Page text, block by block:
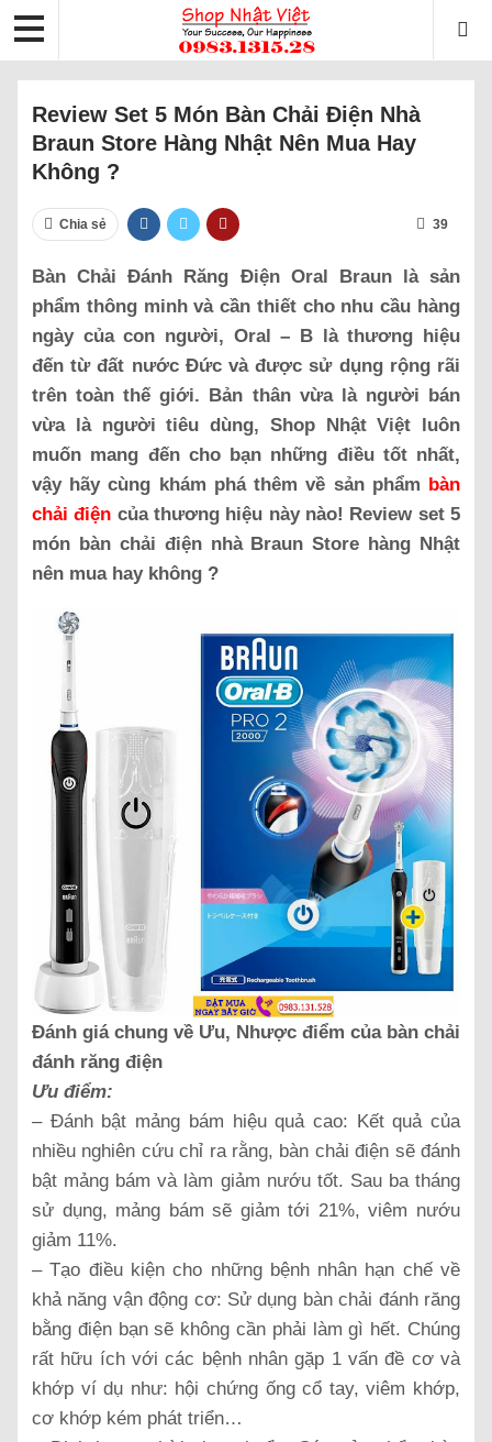
Review Set 5 Món Bàn Chải Điện Nhà
Braun Store Hàng Nhật Nên Mua Hay
Không ?
Chia sẻ 39
Bàn Chải Đánh Răng Điện Oral Braun là sản
phẩm thông minh và cần thiết cho nhu cầu hàng
ngày của con người, Oral – B là thương hiệu
đến từ đất nước Đức và được sử dụng rộng rãi
trên toàn thế giới. Bản thân vừa là người bán
vừa là người tiêu dùng, Shop Nhật Việt luôn
muốn mang đến cho bạn những điều tốt nhất,
vậy hãy cùng khám phá thêm về sản phẩm bàn
chải điện của thương hiệu này nào! Review set 5
món bàn chải điện nhà Braun Store hàng Nhật
nên mua hay không ?
Đánh giá chung về Ưu, Nhược điểm của bàn chải
đánh răng điện
Ưu điểm:
– Đánh bật mảng bám hiệu quả cao: Kết quả của
nhiều nghiên cứu chỉ ra rằng, bàn chải điện sẽ đánh
bật mảng bám và làm giảm nướu tốt. Sau ba tháng
sử dụng, mảng bám sẽ giảm tới 21%, viêm nướu
giảm 11%.
– Tạo điều kiện cho những bệnh nhân hạn chế về
khả năng vận động cơ: Sử dụng bàn chải đánh răng
bằng điện bạn sẽ không cần phải làm gì hết. Chúng
rất hữu ích với các bệnh nhân gặp 1 vấn đề cơ và
khớp ví dụ như: hội chứng ống cổ tay, viêm khớp,
cơ khớp kém phát triển…